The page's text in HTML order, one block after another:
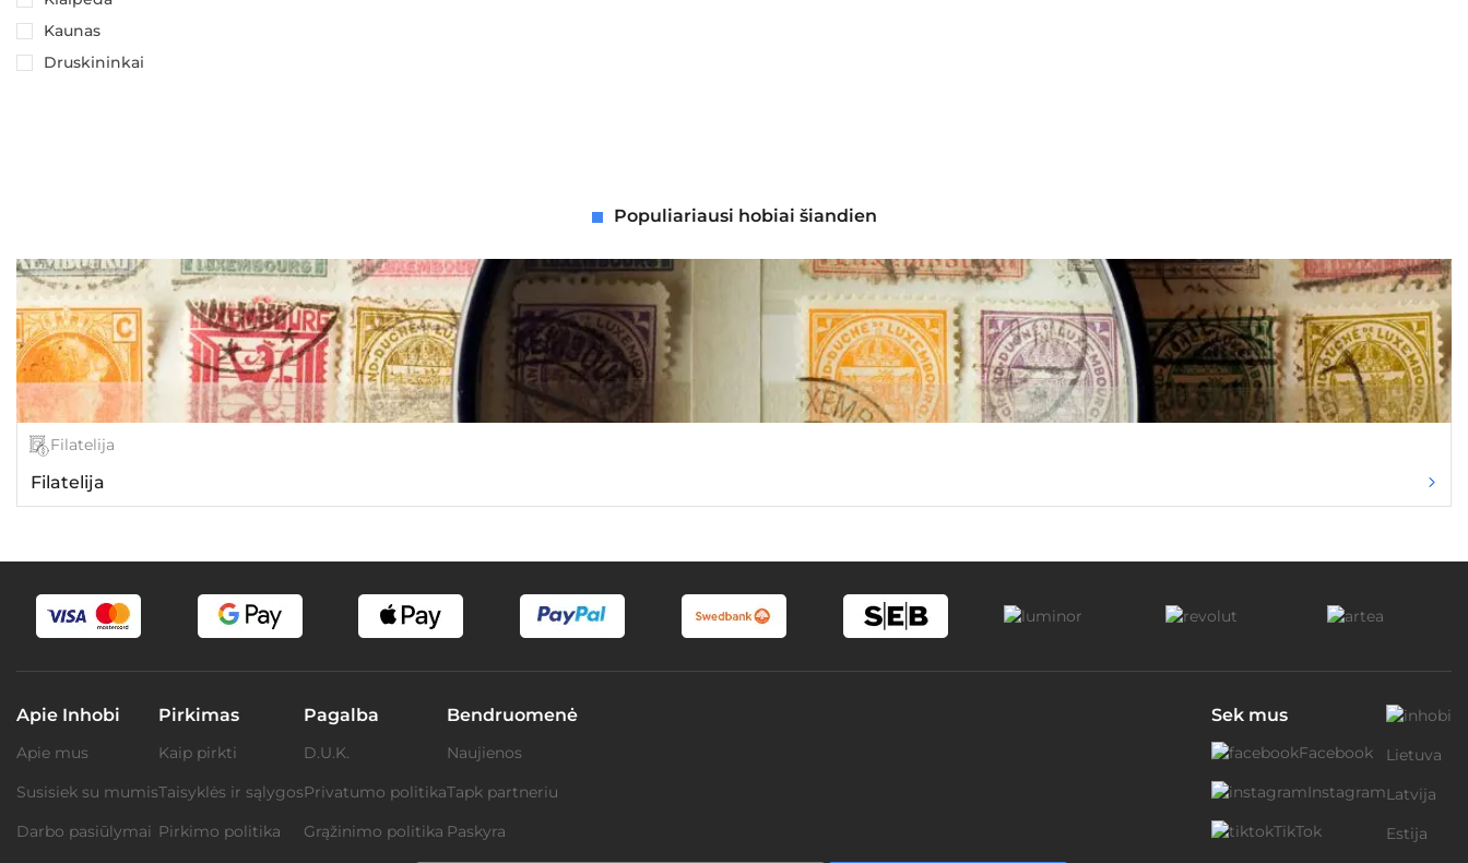
Kaunas
Druskininkai
Populiariausi hobiai šiandien
Filatelija
Filatelija
Apie Inhobi
Apie mus
Susisiek su mumis
Darbo pasiūlymai
Pirkimas
Kaip pirkti
Taisyklės ir sąlygos
Pirkimo politika
Pagalba
D.U.K.
Privatumo politika
Grąžinimo politika
Bendruomenė
Naujienos
Tapk partneriu
Paskyra
Sek mus
Facebook
Instagram
TikTok
Lietuva
Latvija
Estija